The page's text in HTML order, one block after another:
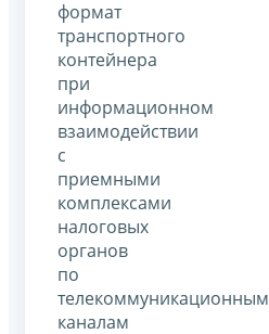
формат
транспортного
контейнера
при
информационном
взаимодействии
с
приемными
комплексами
налоговых
органов
по
телекоммуникационным
каналам